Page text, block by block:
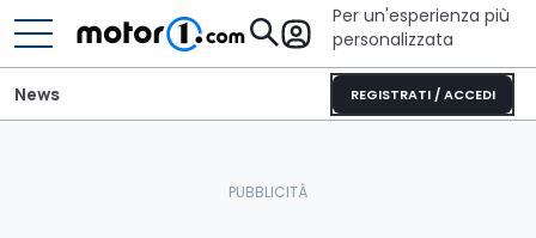
Per un'esperienza più
personalizzata
REGISTRATI / ACCEDI
News